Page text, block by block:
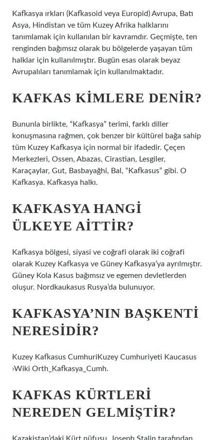
Kafkasya ırkları (Kafkasoid veya Europid) Avrupa, Batı
Asya, Hindistan ve tüm Kuzey Afrika halklarını
tanımlamak için kullanılan bir kavramdır. Geçmişte, ten
renginden bağımsız olarak bu bölgelerde yaşayan tüm
halklar için kullanılmıştır. Bugün esas olarak beyaz
Avrupalıları tanımlamak için kullanılmaktadır.
KAFKAS KIMLERE DENIR?
Bununla birlikte, “Kafkasya” terimi, farklı diller
konuşmasına rağmen, çok benzer bir kültürel bağa sahip
tüm Kuzey Kafkasya için normal bir ifadedir. Çeçen
Merkezleri, Ossen, Abazas, Cirastian, Lesgiler,
Karaçaylar, Gut, Basbayağhi, Bal, “Kafkasus” gibi. O
Kafkasya. Kafkasya halkı.
KAFKASYA HANGI
ÜLKEYE AITTIR?
Kafkasya bölgesi, siyasi ve coğrafi olarak iki coğrafi
olarak Kuzey Kafkasya ve Güney Kafkasya’ya ayrılmıştır.
Güney Kola Kasus bağımsız ve egemen devletlerden
oluşur. Nordkaukasus Rusya’da bulunuyor.
KAFKASYA’NIN BAŞKENTI
NERESIDIR?
Kuzey Kafkasus CumhuriKuzey Cumhuriyeti Kaucasus
›Wiki Orth_Kafkasya_Cumh.
KAFKAS KÜRTLERI
NEREDEN GELMIŞTIR?